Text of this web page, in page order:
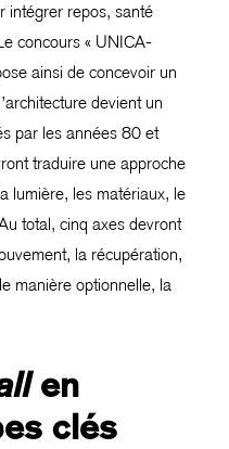
intégrer repos, santé
concours « UNICA-
ainsi de concevoir un
devient un
par les années 80 et
traduire une approche
lumière, les matériaux, le
total, cinq axes devront
la récupération,
manière optionnelle, la
en
clés